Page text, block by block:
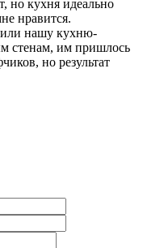
но кухня идеально
нравится.
нашу кухню-
стенам, им пришлось
но результат